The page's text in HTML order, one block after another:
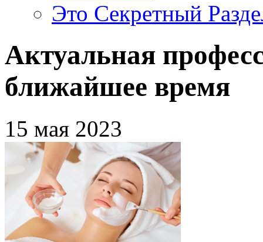
Это Секретный
Актуальная
ближайшее время
15 мая 2023